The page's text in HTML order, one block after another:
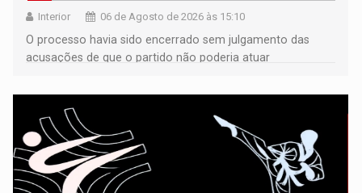
Interior 06 de Agosto de 2026 às 15:10
O processo havia sido encerrado sem julgamento das
acusações de que o partido não poderia atuar